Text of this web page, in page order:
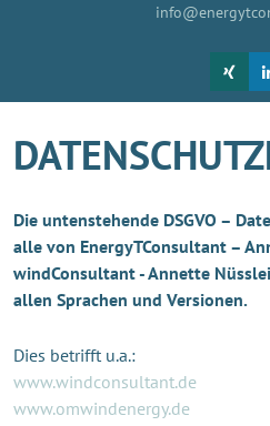
Die untenstehende DSGVO –
alle von EnergyTConsultant –
windConsultant - Annette
allen Sprachen und Versionen.
Dies betrifft u.a.:
www.windconsultant.de
www.omwindenergy.de